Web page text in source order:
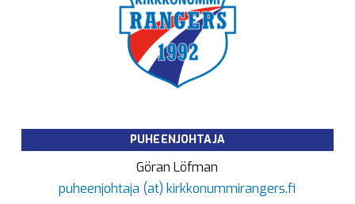
PUHEENJOHTAJA
Göran Löfman
puheenjohtaja (at) kirkkonummirangers.fi